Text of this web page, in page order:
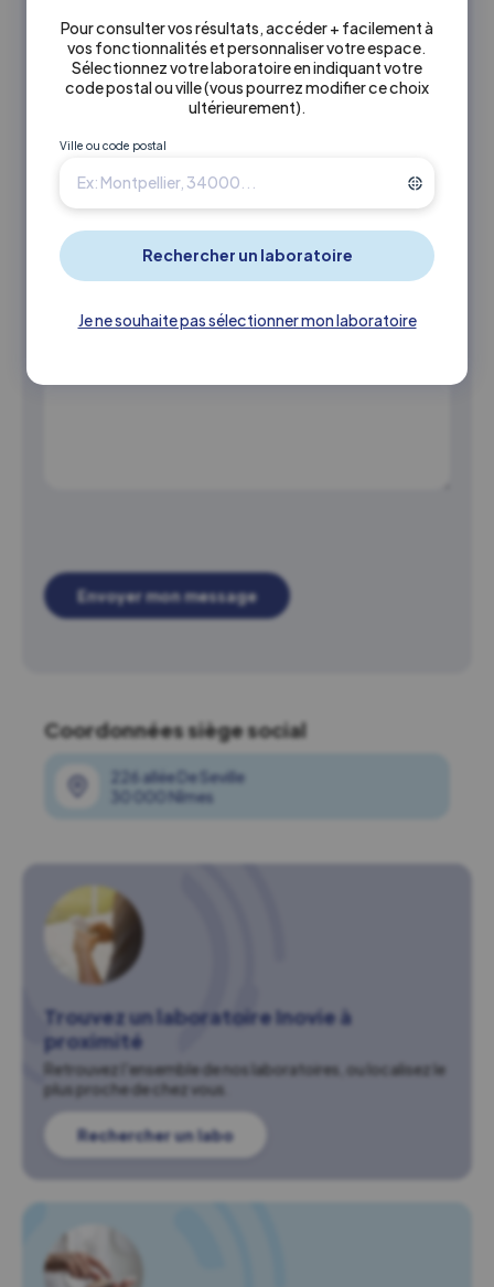
Pour consulter vos résultats, accéder + facilement à
vos fonctionnalités et personnaliser votre espace.
Sélectionnez votre laboratoire en indiquant votre
code postal ou ville(vous pourrez modifier ce choix
ultérieurement)
Ville ou code postal
Je ne souhaite pas sélectionner mon laboratoire
mon mot de
passe
J'ai besoin d'aide
pour me
connecter
Je rencontre une
autre
problématique
Envoyer mon message
Coordonnées siège social
226 allée De Seville
30 000 Nîmes
Trouvez un laboratoire Inovie à
proximité
Retrouvez l'ensemble de nos laboratoires, ou localisez le
plus proche de chez vous.
Rechercher un labo